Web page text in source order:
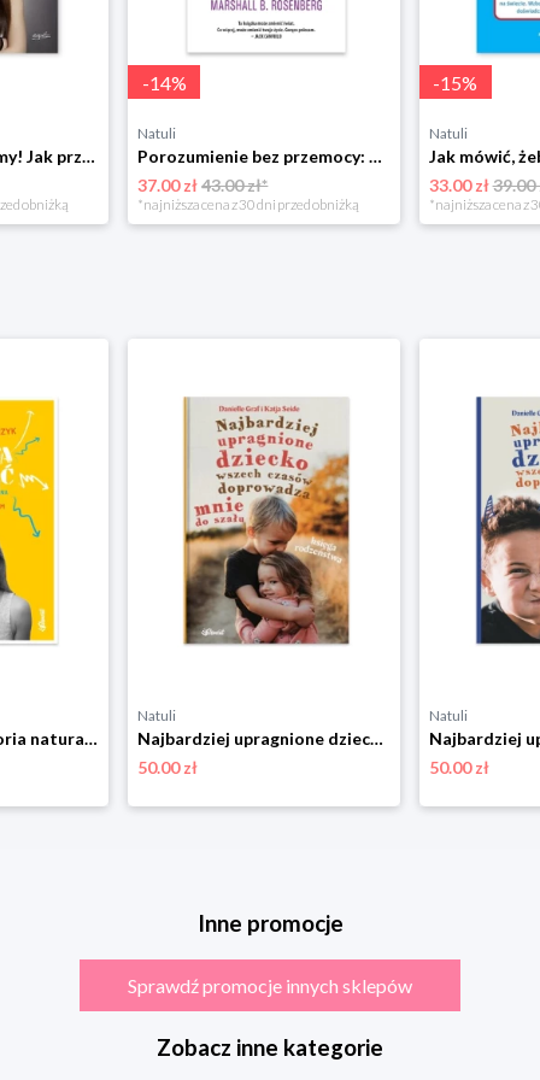
Już się nie rozumiemy! Jak przeżyć czas trzaskających drzwi Esprit
obniżką
-14%
Natuli
Porozumienie bez przemocy: o języku życia Czarna owca
37.00 zł43.00 zł*
*najniższa cena z 30 dni przed obniżką
-15%
Natuli
33.00 zł39.00
*najniższa cena z
Strefa napięć. Historia naturalna konfliktu z nastolatkiem Element
Natuli
Najbardziej upragnione dziecko wszech czasów doprowadza mnie do szału. Księga rodzeństwa Element
50.00 zł
Natuli
50.00 zł
Inne promocje
Sprawdź promocje innych sklepów
Zobacz inne kategorie